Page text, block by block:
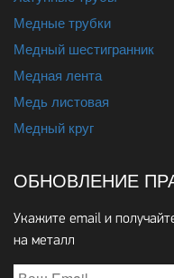
Медные трубки
Медный шестигранник
Медная лента
Медь листовая
Медный круг
ОБНОВЛЕНИЕ
Укажите email и
на металл